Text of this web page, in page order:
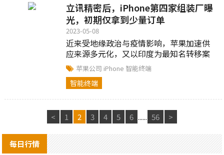
立讯精密后，iPhone第四家组装厂曝
光，初期仅拿到少量订单
2023-05-08
近来受地缘政治与疫情影响，苹果加速供
应来源多元化，又以印度为最知名转移案
例；调研机构 TrendForce集邦咨询最新报
告指出，印度塔...
苹果公司 iPhone 智能终端
智能终端
< 1 2 3 4 5 6 ...... 56 >
每日行情